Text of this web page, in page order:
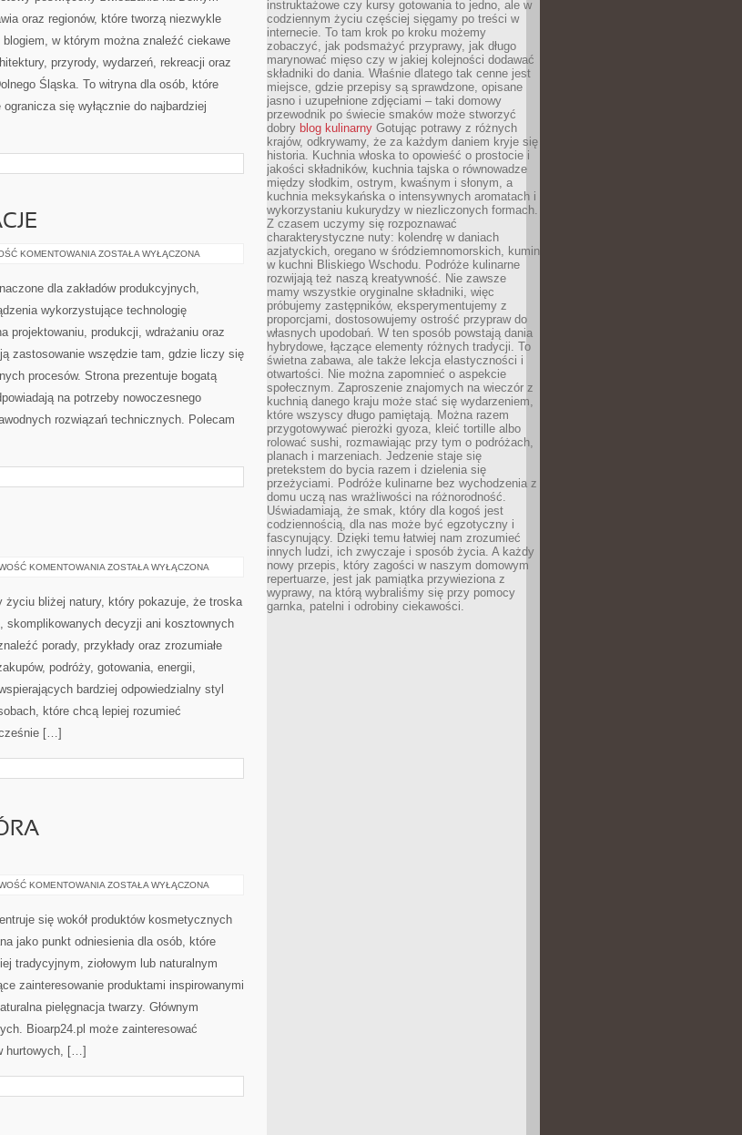
oraz regionów, które tworzą niezwykle
w którym można znaleźć ciekawe
przyrody, wydarzeń, rekreacji oraz
Śląska. To witryna dla osób, które
ogranicza się wyłącznie do najbardziej
KOMENTOWANIA TECHNOLOGIE
ZOSTAŁA WYŁĄCZONA
dla zakładów produkcyjnych,
wykorzystujące technologię
projektowaniu, produkcji, wdrażaniu oraz
zastosowanie wszędzie tam, gdzie liczy się
procesów. Strona prezentuje bogatą
na potrzeby nowoczesnego
rozwiązań technicznych. Polecam
KOMENTOWANIA EKO
ZOSTAŁA WYŁĄCZONA
życiu bliżej natury, który pokazuje, że troska
skomplikowanych decyzji ani kosztownych
porady, przykłady oraz zrozumiałe
podróży, gotowania, energii,
bardziej odpowiedzialny styl
które chcą lepiej rozumieć
[…]
KOMENTOWANIA DERMOKOSMETYKI
PROBLEMATYCZNA
ZOSTAŁA WYŁĄCZONA
się wokół produktów kosmetycznych
jako punkt odniesienia dla osób, które
tradycyjnym, ziołowym lub naturalnym
zainteresowanie produktami inspirowanymi
pielęgnacja twarzy. Głównym
Bioarp24.pl może zainteresować
hurtowych, […]
instruktażowe czy kursy gotowania to jedno, ale w
codziennym życiu częściej sięgamy po treści w
internecie. To tam krok po kroku możemy
zobaczyć, jak podsmażyć przyprawy, jak długo
marynować mięso czy w jakiej kolejności dodawać
składniki do dania. Właśnie dlatego tak cenne jest
miejsce, gdzie przepisy są sprawdzone, opisane
jasno i uzupełnione zdjęciami – taki domowy
przewodnik po świecie smaków może stworzyć
dobry blog kulinarny Gotując potrawy z różnych
krajów, odkrywamy, że za każdym daniem kryje się
historia. Kuchnia włoska to opowieść o prostocie i
jakości składników, kuchnia tajska o równowadze
między słodkim, ostrym, kwaśnym i słonym, a
kuchnia meksykańska o intensywnych aromatach i
wykorzystaniu kukurydzy w niezliczonych formach.
Z czasem uczymy się rozpoznawać
charakterystyczne nuty: kolendrę w daniach
azjatyckich, oregano w śródziemnomorskich, kumin
w kuchni Bliskiego Wschodu. Podróże kulinarne
rozwijają też naszą kreatywność. Nie zawsze
mamy wszystkie oryginalne składniki, więc
próbujemy zastępników, eksperymentujemy z
proporcjami, dostosowujemy ostrość przypraw do
własnych upodobań. W ten sposób powstają dania
hybrydowe, łączące elementy różnych tradycji. To
świetna zabawa, ale także lekcja elastyczności i
otwartości. Nie można zapomnieć o aspekcie
społecznym. Zaproszenie znajomych na wieczór z
kuchnią danego kraju może stać się wydarzeniem,
które wszyscy długo pamiętają. Można razem
przygotowywać pierożki gyoza, kleić tortille albo
rolować sushi, rozmawiając przy tym o podróżach,
planach i marzeniach. Jedzenie staje się
pretekstem do bycia razem i dzielenia się
przeżyciami. Podróże kulinarne bez wychodzenia z
domu uczą nas wrażliwości na różnorodność.
Uświadamiają, że smak, który dla kogoś jest
codziennością, dla nas może być egzotyczny i
fascynujący. Dzięki temu łatwiej nam zrozumieć
innych ludzi, ich zwyczaje i sposób życia. A każdy
nowy przepis, który zagości w naszym domowym
repertuarze, jest jak pamiątka przywieziona z
wyprawy, na którą wybraliśmy się przy pomocy
garnka, patelni i odrobiny ciekawości.